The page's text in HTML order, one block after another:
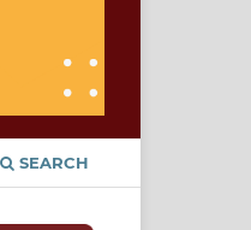
SEARCH